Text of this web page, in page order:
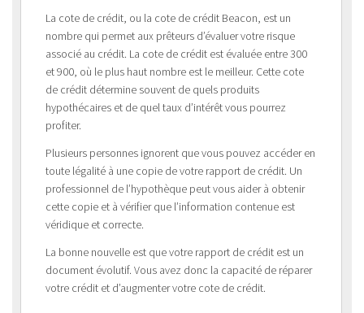
La cote de crédit, ou la cote de crédit Beacon, est un
nombre qui permet aux prêteurs d’évaluer votre risque
associé au crédit. La cote de crédit est évaluée entre 300
et 900, où le plus haut nombre est le meilleur. Cette cote
de crédit détermine souvent de quels produits
hypothécaires et de quel taux d’intérêt vous pourrez
profiter.
Plusieurs personnes ignorent que vous pouvez accéder en
toute légalité à une copie de votre rapport de crédit. Un
professionnel de l’hypothèque peut vous aider à obtenir
cette copie et à vérifier que l’information contenue est
véridique et correcte.
La bonne nouvelle est que votre rapport de crédit est un
document évolutif. Vous avez donc la capacité de réparer
votre crédit et d’augmenter votre cote de crédit.